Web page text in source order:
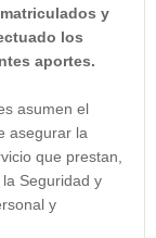
y
los
aportes.
asumen el
asegurar la
que prestan,
Seguridad y
y